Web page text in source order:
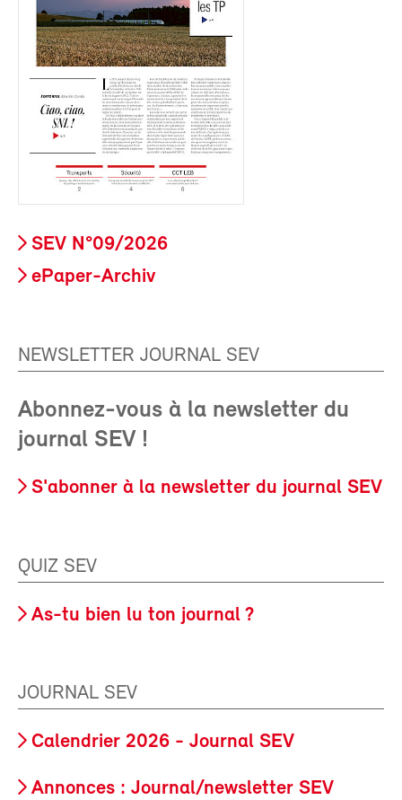
SEV N°09/2026
ePaper-Archiv
NEWSLETTER JOURNAL SEV
Abonnez-vous à la newsletter du
journal SEV !
S'abonner à la newsletter du journal SEV
QUIZ SEV
As-tu bien lu ton journal ?
JOURNAL SEV
Calendrier 2026 - Journal SEV
Annonces : Journal/newsletter SEV